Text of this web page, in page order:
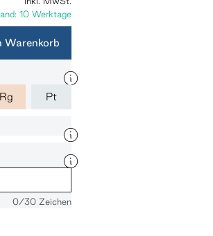
10 Werktage
Warenkorb
Rg Pt
0/30 Zeichen